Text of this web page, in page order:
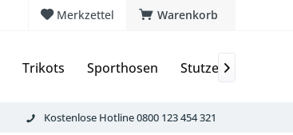
Warenkorb
Merkzettel
Trikots Sporthosen Stutzen & Schoner

Kostenlose Hotline 0800 123 454 321